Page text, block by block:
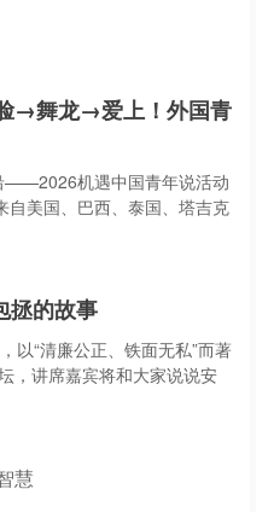
→舞龙→爱上！外国青
——2026机遇中国青年说活动
自美国、巴西、泰国、塔吉克
拯的故事
以“清廉公正、铁面无私”而著
，讲席嘉宾将和大家说说安